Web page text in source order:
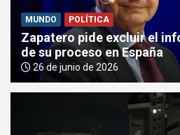
e
n
t
:
MUNDO POLÍTICA
Zapatero pide excluir el
de su proceso en España
26 de junio de 2026